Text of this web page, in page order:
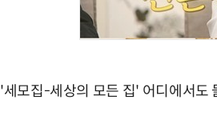
'세모집-세상의 모든 집' 어디에서도